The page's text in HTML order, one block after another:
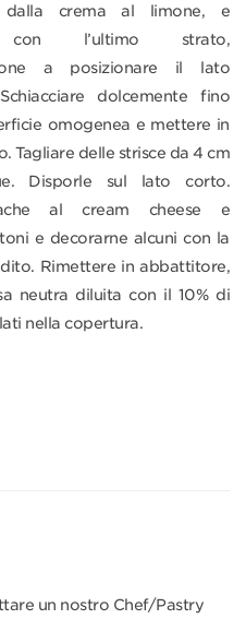
crema al limone, e
l’ultimo strato,
a posizionare il lato
dolcemente fino
omogenea e mettere in
Tagliare delle strisce da 4 cm
Disporle sul lato corto.
al cream cheese e
e decorarne alcuni con la
Rimettere in abbattitore,
neutra diluita con il 10% di
nella copertura.
un nostro Chef/Pastry